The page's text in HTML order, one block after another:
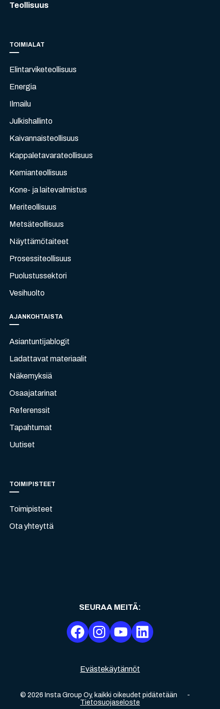
Teollisuus
TOIMIALAT
Elintarviketeollisuus
Energia
Ilmailu
Julkishallinto
Kaivannaisteollisuus
Kappaletavarateollisuus
Kemianteollisuus
Kone- ja laitevalmistus
Meriteollisuus
Metsäteollisuus
Näyttämötaiteet
Prosessiteollisuus
Puolustussektori
Vesihuolto
AJANKOHTAISTA
Asiantuntijablogit
Ladattavat materiaalit
Näkemyksiä
Osaajatarinat
Referenssit
Tapahtumat
Uutiset
TOIMIPISTEET
Toimipisteet
Ota yhteyttä
Evästekäytännöt
© 2026 Insta Group Oy, kaikki oikeudet pidätetään
-
Tietosuojaseloste
SEURAA MEITÄ: